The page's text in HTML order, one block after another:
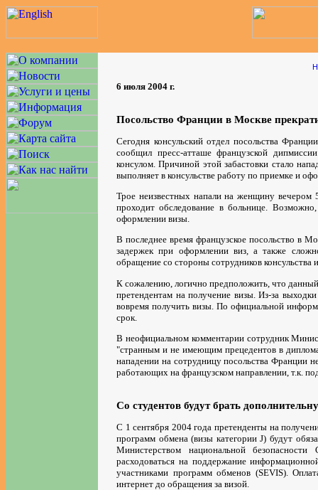
6 июля 2004 г.
Посольство Франции в Москве
Сегодня консульский отдел посольства
сообщил пресс-атташе французской
консулом. Причиной этой забастовки стало
выполняет в консульстве работу по приемке и
Трое неизвестных напали на женщину вечером
проходит обследование в больнице.
оформлении визы.
В последнее время французское посольство в
задержек при оформлении виз, а также
обращение со стороны сотрудников консульства
К сожалению, логично предположить, что
претендентам на получение визы. Из-за
вовремя получить визы. По официальной
срок.
В неофициальном комментарии сотрудник
"странным и не имеющим прецедентов в
нападении на сотрудницу посольства Франции
работающих на французском направлении, т.к.
Со студентов будут брать
С 1 сентября 2004 года претенденты на
программ обмена (визы категории J) будут
Министерством национальной
расходоваться на поддержание
участниками программ обменов (SEVIS).
интернет до обращения за визой.